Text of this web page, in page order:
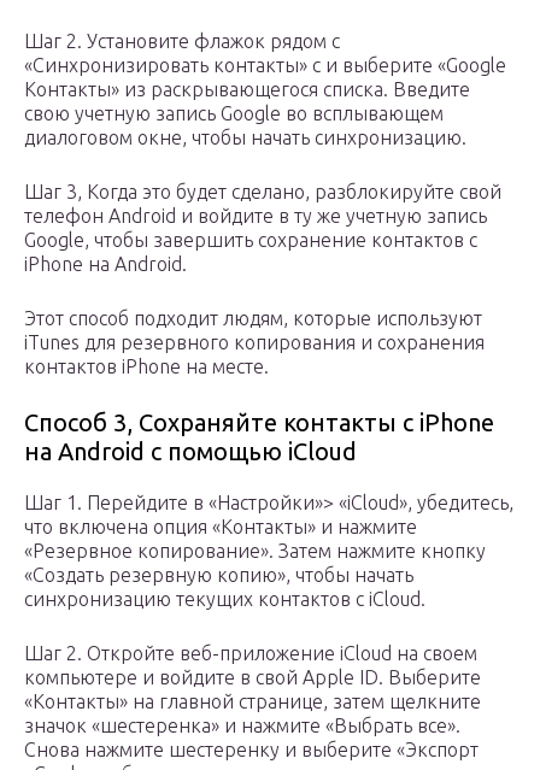
Шаг 2. Установите флажок рядом с
«Синхронизировать контакты» с и выберите «Google
Контакты» из раскрывающегося списка. Введите
свою учетную запись Google во всплывающем
диалоговом окне, чтобы начать синхронизацию.
Шаг 3, Когда это будет сделано, разблокируйте свой
телефон Android и войдите в ту же учетную запись
Google, чтобы завершить сохранение контактов с
iPhone на Android.
Этот способ подходит людям, которые используют
iTunes для резервного копирования и сохранения
контактов iPhone на месте.
Способ 3, Сохраняйте контакты с iPhone
на Android с помощью iCloud
Шаг 1. Перейдите в «Настройки»> «iCloud», убедитесь,
что включена опция «Контакты» и нажмите
«Резервное копирование». Затем нажмите кнопку
«Создать резервную копию», чтобы начать
синхронизацию текущих контактов с iCloud.
Шаг 2. Откройте веб-приложение iCloud на своем
компьютере и войдите в свой Apple ID. Выберите
«Контакты» на главной странице, затем щелкните
значок «шестеренка» и нажмите «Выбрать все».
Снова нажмите шестеренку и выберите «Экспорт